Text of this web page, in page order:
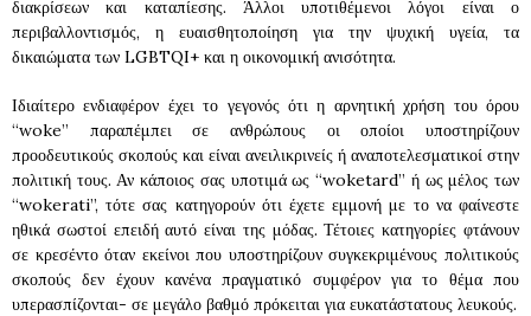
διακρίσεων και καταπίεσης. Άλλοι υποτιθέμενοι λόγοι είναι ο
περιβαλλοντισμός, η ευαισθητοποίηση για την ψυχική υγεία, τα
δικαιώματα των LGBTQI+ και η οικονομική ανισότητα.
Ιδιαίτερο ενδιαφέρον έχει το γεγονός ότι η αρνητική χρήση του όρου
“woke” παραπέμπει σε ανθρώπους οι οποίοι υποστηρίζουν
προοδευτικούς σκοπούς και είναι ανειλικρινείς ή αναποτελεσματικοί στην
πολιτική τους. Αν κάποιος σας υποτιμά ως “woketard” ή ως μέλος των
“wokerati”, τότε σας κατηγορούν ότι έχετε εμμονή με το να φαίνεστε
ηθικά σωστοί επειδή αυτό είναι της μόδας. Τέτοιες κατηγορίες φτάνουν
σε κρεσέντο όταν εκείνοι που υποστηρίζουν συγκεκριμένους πολιτικούς
σκοπούς δεν έχουν κανένα πραγματικό συμφέρον για το θέμα που
υπερασπίζονται- σε μεγάλο βαθμό πρόκειται για ευκατάστατους λευκούς.